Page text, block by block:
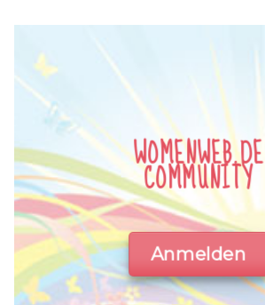
WOMENWEB.DE
COMMUNITY
Anmelden